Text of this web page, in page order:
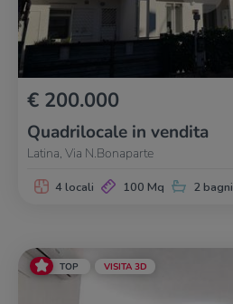
€ 200.000
Quadrilocale in vendita
Latina, Via N.Bonaparte
4 locali 100 Mq 2 bagni
TOP VISITA 3D